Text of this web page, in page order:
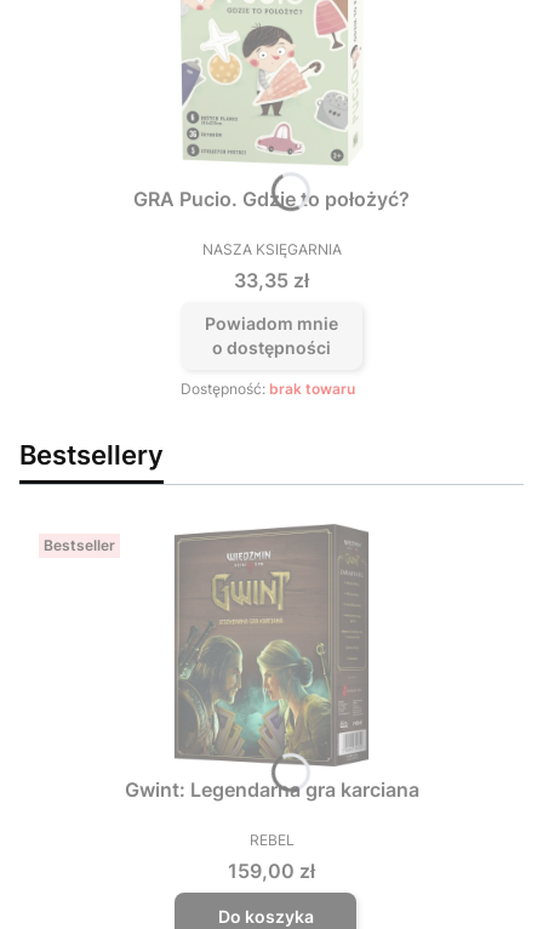
GRA Pucio. Gdzie to położyć?
PRODUCENT
NASZA KSIĘGARNIA
Cena
33,35 zł
Powiadom mnie
o dostępności
Dostępność: brak towaru
Bestsellery
Bestseller
Gwint: Legendarna gra karciana
PRODUCENT
REBEL
Cena
159,00 zł
Do koszyka